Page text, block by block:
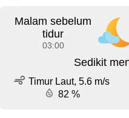
Malam sebelum
tidur
03:00
Sedikit
Timur Laut, 5.6 m/s
82 %